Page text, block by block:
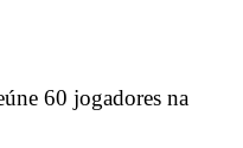
60 jogadores na